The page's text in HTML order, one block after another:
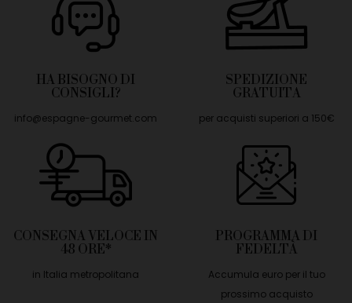
HA BISOGNO DI
CONSIGLI?
info@espagne-gourmet.com
SPEDIZIONE
GRATUITA
per acquisti superiori a 150€
CONSEGNA VELOCE IN
48 ORE*
in Italia metropolitana
PROGRAMMA DI
FEDELTÀ
Accumula euro per il tuo
prossimo acquisto